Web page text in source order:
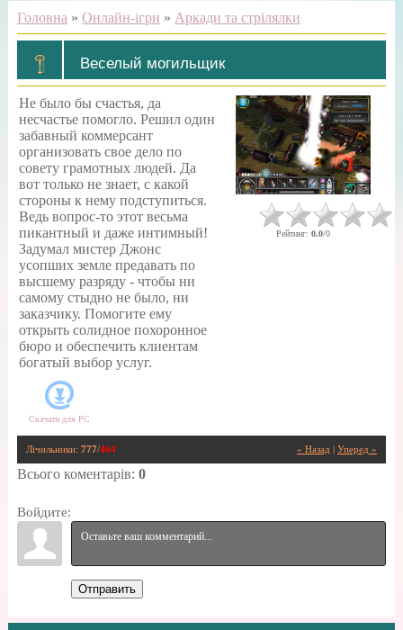
Головна » Онлайн-ігри » Аркади та стрілялки
Веселый могильщик
Не было бы счастья, да
несчастье помогло. Решил один
забавный коммерсант
организовать свое дело по
совету грамотных людей. Да
вот только не знает, с какой
стороны к нему подступиться.
Ведь вопрос-то этот весьма
пикантный и даже интимный!
Задумал мистер Джонс
усопших земле предавать по
высшему разряду - чтобы ни
самому стыдно не было, ни
заказчику. Помогите ему
открыть солидное похоронное
бюро и обеспечить клиентам
богатый выбор услуг.
Скачати для PC
Рейтинг: 0.0/0
« Назад Уперед »
Лічильники: 777/464
Всього коментарів: 0
Войдите:
Отправить